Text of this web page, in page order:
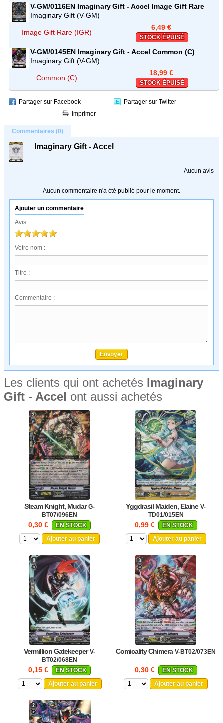
V-GM/0116EN Imaginary Gift - Accel Image Gift Rare
(IGR)
Imaginary Gift (V-GM)
Image Gift Rare (IGR)
6,49 €
STOCK ÉPUISÉ
V-GM/0145EN Imaginary Gift - Accel Common (C)
Imaginary Gift (V-GM)
Common (C)
18,99 €
STOCK ÉPUISÉ
Partager sur Facebook
Partager sur Twitter
Imprimer
Commentaires (0)
Imaginary Gift - Accel
Aucun avis
Aucun commentaire n'a été publié pour le moment.
Ajouter un commentaire
Avis
Votre nom :
Titre :
Commentaire :
Les clients qui ont achetés Imaginary
Gift - Accel ont aussi achetés
Steam Knight, Mudar G-
BT07/096EN
0,30 €
EN STOCK
Ajouter au panier
Yggdrasil Maiden, Elaine V-
TD01/015EN
0,99 €
EN STOCK
Ajouter au panier
Vermillion Gatekeeper V-
BT02/068EN
0,15 €
EN STOCK
Ajouter au panier
Comicality Chimera V-BT02/073EN
0,30 €
EN STOCK
Ajouter au panier